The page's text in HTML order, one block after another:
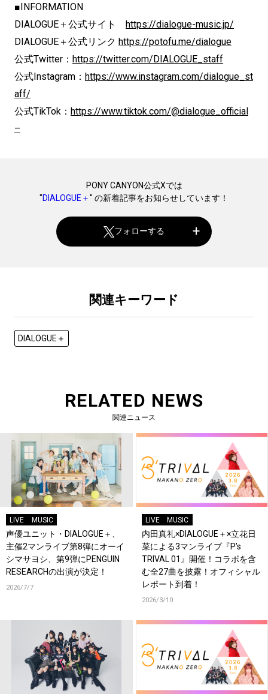
■INFORMATION
DIALOGUE＋公式サイト https://dialogue-music.jp/
DIALOGUE＋公式リンク https://potofu.me/dialogue
公式Twitter： https://twitter.com/DIALOGUE_staff
公式Instagram： https://www.instagram.com/dialogue_st
aff/
公式TikTok： https://www.tiktok.com/@dialogue_official
–
PONY CANYON公式Xでは
"DIALOGUE＋" の新着記事をお知らせしています！
フォローする
関連キーワード
DIALOGUE＋
RELATED NEWS
関連ニュース
LIVE MUSIC
声優ユニット・DIALOGUE＋、
主催2マンライブ第8弾にオーイ
シマサヨシ、第9弾にPENGUIN
RESEARCHの出演が決定！
2026/7/7
LIVE MUSIC
内田真礼×DIALOGUE＋×立花日
菜による3マンライブ『P’s
TRIVAL 01』開催！コラボを含
む全27曲を披露！オフィシャル
レポート到着！
2026/3/10